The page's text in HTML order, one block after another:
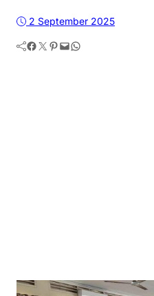
2 September 2025
Facebook Twitter Pinterest Mail WhatsApp